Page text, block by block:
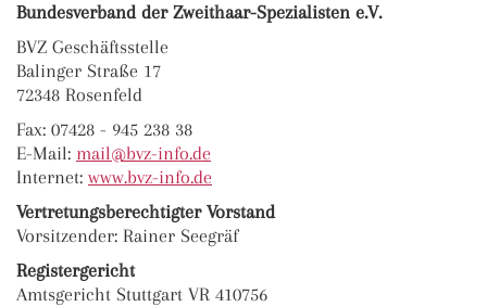
Bundesverband der Zweithaar-Spezialisten e.V.
BVZ Geschäftsstelle
Balinger Straße 17
72348 Rosenfeld
Fax: 07428 - 945 238 38
E-Mail: mail@bvz-info.de
Internet: www.bvz-info.de
Vertretungsberechtigter Vorstand
Vorsitzender: Rainer Seegräf
Registergericht
Amtsgericht Stuttgart VR 410756